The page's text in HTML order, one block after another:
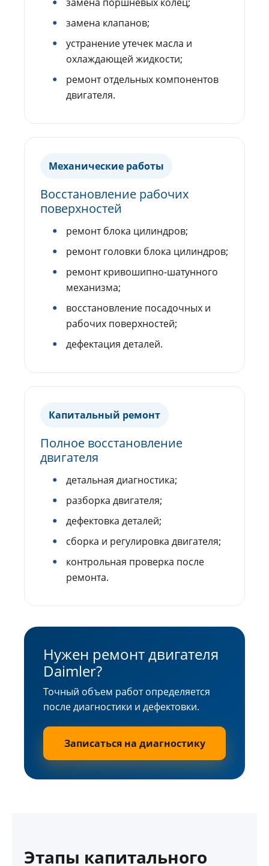
замена клапанов;
устранение утечек масла и
охлаждающей жидкости;
ремонт отдельных компонентов
двигателя.
Механические работы
Восстановление рабочих
поверхностей
ремонт блока цилиндров;
ремонт головки блока цилиндров;
ремонт кривошипно-шатунного
механизма;
восстановление посадочных и
рабочих поверхностей;
дефектация деталей.
Капитальный ремонт
Полное восстановление
двигателя
детальная диагностика;
разборка двигателя;
дефектовка деталей;
сборка и регулировка двигателя;
контрольная проверка после
ремонта.
Нужен ремонт двигателя
Daimler?
Точный объем работ определяется
после диагностики и дефектовки.
Записаться на диагностику
Этапы капитального